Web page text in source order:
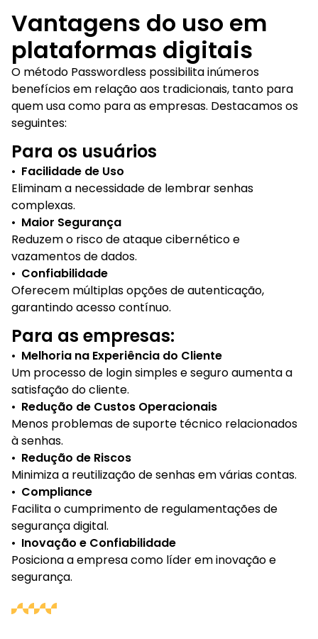
Vantagens do uso em
plataformas digitais
O método Passwordless possibilita inúmeros
benefícios em relação aos tradicionais, tanto para
quem usa como para as empresas. Destacamos os
seguintes:
Para os usuários
• Facilidade de Uso
Eliminam a necessidade de lembrar senhas
complexas.
• Maior Segurança
Reduzem o risco de ataque cibernético e
vazamentos de dados.
• Confiabilidade
Oferecem múltiplas opções de autenticação,
garantindo acesso contínuo.
Para as empresas:
• Melhoria na Experiência do Cliente
Um processo de login simples e seguro aumenta a
satisfação do cliente.
• Redução de Custos Operacionais
Menos problemas de suporte técnico relacionados
à senhas.
• Redução de Riscos
Minimiza a reutilização de senhas em várias contas.
• Compliance
Facilita o cumprimento de regulamentações de
segurança digital.
• Inovação e Confiabilidade
Posiciona a empresa como líder em inovação e
segurança.